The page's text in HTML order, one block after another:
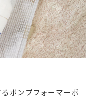
ポンプフォーマーボ